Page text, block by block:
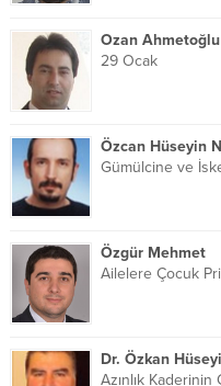
Ozan Ahmetoğlu
29 Ocak
Özcan Hüseyin
Gümülcine ve
Özgür Mehmet
Ailelere Çocuk
Dr. Özkan
Azınlık